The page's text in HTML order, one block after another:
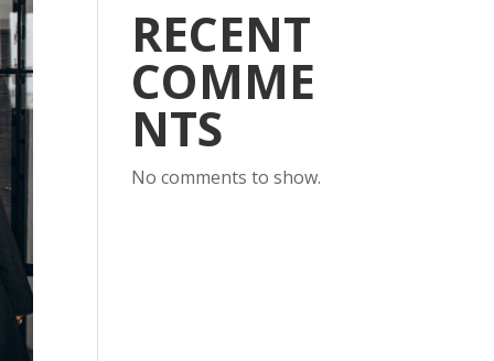
RECENT
COMME
NTS
No comments to show.